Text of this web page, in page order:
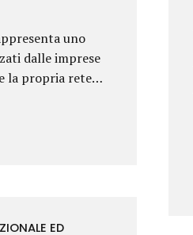
che ha
quanto già...
uno
dalle imprese
la propria rete
a
ED